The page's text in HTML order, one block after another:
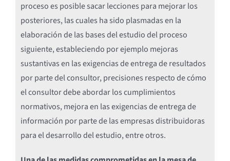
proceso es posible sacar lecciones para mejorar los
posteriores, las cuales ha sido plasmadas en la
elaboración de las bases del estudio del proceso
siguiente, estableciendo por ejemplo mejoras
sustantivas en las exigencias de entrega de resultados
por parte del consultor, precisiones respecto de cómo
el consultor debe abordar los cumplimientos
normativos, mejora en las exigencias de entrega de
información por parte de las empresas distribuidoras
para el desarrollo del estudio, entre otros.